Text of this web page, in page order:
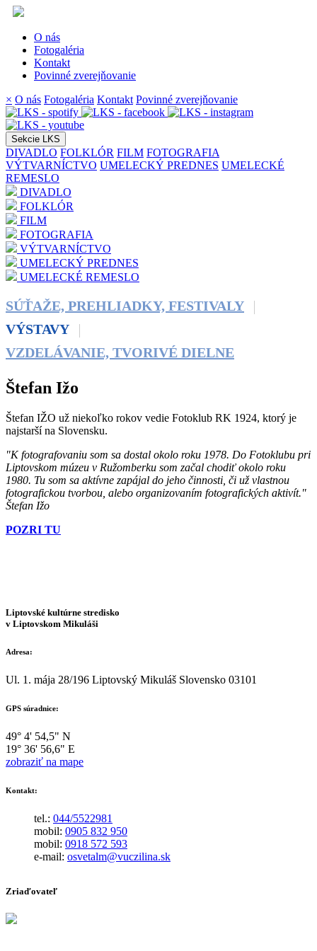
O nás
Fotogaléria
Kontakt
Povinné zverejňovanie
× O nás Fotogaléria Kontakt Povinné zverejňovanie
Sekcie LKS
DIVADLO FOLKLÓR FILM FOTOGRAFIA
VÝTVARNÍCTVO UMELECKÝ PREDNES UMELECKÉ
REMESLO
DIVADLO
FOLKLÓR
FILM
FOTOGRAFIA
VÝTVARNÍCTVO
UMELECKÝ PREDNES
UMELECKÉ REMESLO
SÚŤAŽE, PREHLIADKY, FESTIVALY
VÝSTAVY
VZDELÁVANIE, TVORIVÉ DIELNE
Štefan Ižo
Štefan IŽO už niekoľko rokov vedie Fotoklub RK 1924, ktorý je
najstarší na Slovensku.
"K fotografovaniu som sa dostal okolo roku 1978. Do Fotoklubu pri
Liptovskom múzeu v Ružomberku som začal chodiť okolo roku
1980. Tu som sa aktívne zapájal do jeho činnosti, či už vlastnou
fotografickou tvorbou, alebo organizovaním fotografických aktivít."
Štefan Ižo
POZRI TU
Liptovské kultúrne stredisko
v Liptovskom Mikuláši
Adresa:
Ul. 1. mája 28/196 Liptovský Mikuláš Slovensko 03101
GPS súradnice:
49° 4' 54,5" N
19° 36' 56,6" E
zobraziť na mape
Kontakt:
tel.: 044/5522981
mobil: 0905 832 950
mobil: 0918 572 593
e-mail: osvetalm@vuczilina.sk
Zriaďovateľ